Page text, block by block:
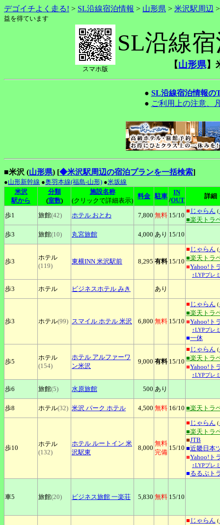
デゴイチよく走る! > SL沿線宿泊情報 > 山形県 > 米沢駅周辺
益を得ています
スマホ版
SL沿線
【山形県】
● SL沿線宿泊情報の
● ご利用上の注意、
■米沢 (山形県) [◆米沢駅周辺の宿泊プランを一括検索]
●山形新幹線 ●奥羽本線(福島-山形) ●米坂線
米沢
駅から
分類
(室数)
施設名称
(クリックで詳細表示)
料金 駐車
IN
/OUT
詳細
歩1 旅館(42) ホテル おとわ 7,800 無料 15/10
■ じゃらん (
■楽天トラ
歩3
旅館(10) 丸宮旅館 4,000 あり 15/10
歩3
ホテル
(119)
東横INN 米沢駅前 8,295 有料 15/10
■ じゃらん (
■楽天トラ
■Yahoo!ト
↑LYPプレ
歩3 ホテル ビジネスホテル みき あり
歩3 ホテル(99) スマイル ホテル 米沢 6,800 無料 15/10
■ じゃらん (
■楽天トラ
■Yahoo!ト
↑LYPプレ
■一休
歩5
ホテル
(154)
ホテル アルファーワ
ン米沢
9,000 有料 15/10
■ じゃらん (
■楽天トラ
■Yahoo!ト
↑LYPプレ
歩6 旅館(5) 水原旅館 500 あり
歩8 ホテル(32) 米沢 パーク ホテル 4,500 無料 16/10 ■楽天トラ
歩10
ホテル
(132)
ホテル ルートイン 米
沢駅東
8,000
無料
完備
15/10
■ じゃらん (
■楽天トラ
■JTB
■近畿日本
■Yahoo!ト
↑LYPプレ
■るるぶト
車5 旅館(20) ビジネス旅館 一楽荘 5,830 無料 15/10
■ じゃらん (